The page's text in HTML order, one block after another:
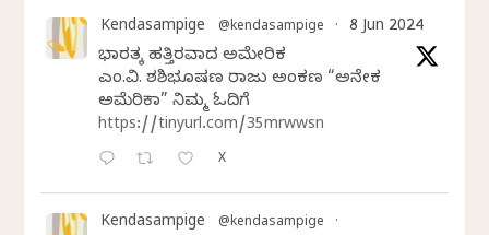
Kendasampige @kendasampige · 8 Jun 2024
ಭಾರತಕ್ಕೆ ಹತ್ತಿರವಾದ ಅಮೇರಿಕ
ಎಂ.ವಿ. ಶಶಿಭೂಷಣ ರಾಜು ಅಂಕಣ “ಅನೇಕ
ಅಮೆರಿಕಾ” ನಿಮ್ಮ ಓದಿಗೆ
https://tinyurl.com/35mrwwsn
X
Kendasampige @kendasampige ·